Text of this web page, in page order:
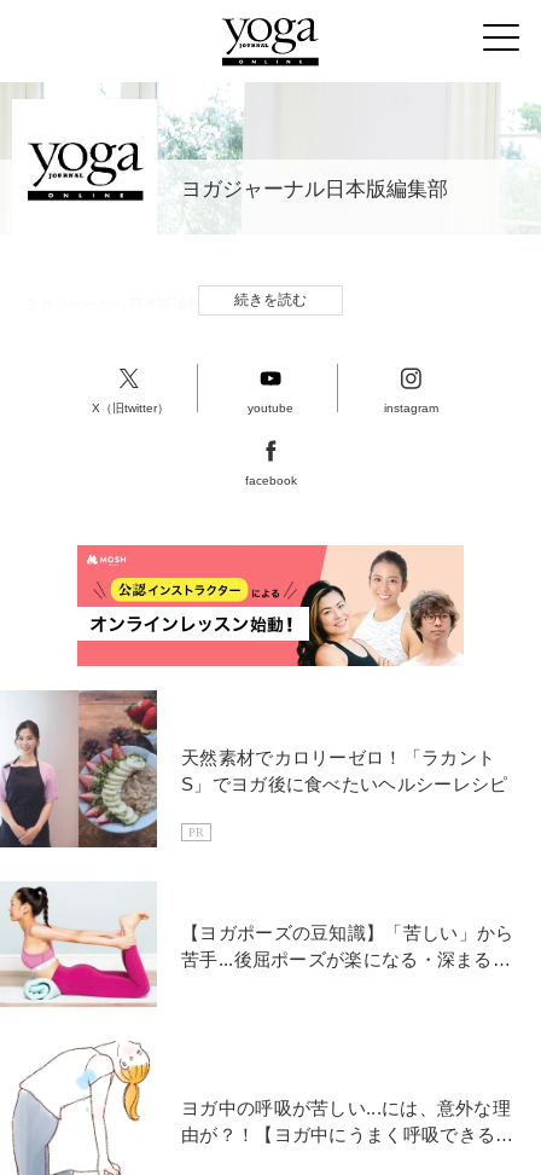
ヨガジャーナル日本版編集部
続きを読む
X（旧twitter） youtube instagram
facebook
天然素材でカロリーゼロ！「ラカント
S」でヨガ後に食べたいヘルシーレシピ
PR
【ヨガポーズの豆知識】「苦しい」から
苦手...後屈ポーズが楽になる・深まるコ
ヨガ中の呼吸が苦しい...には、意外な理
由が？！【ヨガ中にうまく呼吸できるよ